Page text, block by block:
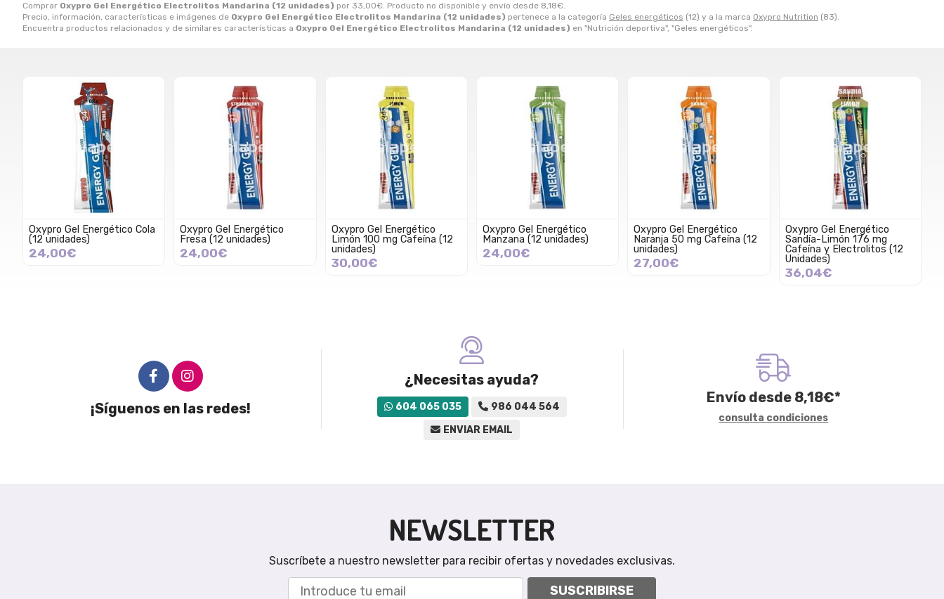
Comprar Oxypro Gel Energético Electrolitos Mandarina (12 unidades) por 33,00€. Producto no disponible y envío desde 8,18€.
Precio, información, características e imágenes de Oxypro Gel Energético Electrolitos Mandarina (12 unidades) pertenece a la categoría Geles energéticos (12) y a la marca Oxypro Nutrition (83).
Encuentra productos relacionados y de similares características a Oxypro Gel Energético Electrolitos Mandarina (12 unidades) en "Nutrición deportiva", "Geles energéticos".
Oxypro Gel Energético Cola
(12 unidades)
24,00€
Oxypro Gel Energético
Fresa (12 unidades)
24,00€
Oxypro Gel Energético
Limón 100 mg Cafeína (12
unidades)
30,00€
Oxypro Gel Energético
Manzana (12 unidades)
24,00€
Oxypro Gel Energético
Naranja 50 mg Cafeína (12
unidades)
27,00€
Oxypro Gel Energético
Sandía-Limón 176 mg
Cafeína y Electrolitos (12
Unidades)
36,04€
¡Síguenos en las redes!
¿Necesitas ayuda?
604 065 035
986 044 564
ENVIAR EMAIL
Envío desde 8,18€*
consulta condiciones
NEWSLETTER
Suscríbete a nuestro newsletter para recibir ofertas y novedades exclusivas.
SUSCRIBIRSE